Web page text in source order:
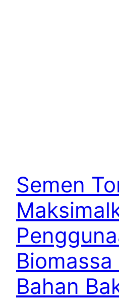
Semen
Bahan